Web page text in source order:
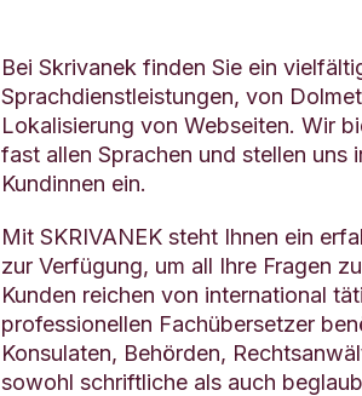
Bei Skrivanek finden Sie ein
Sprachdienstleistungen, von
Lokalisierung von Webseiten. Wir
fast allen Sprachen und stellen uns
Kundinnen ein.
Mit SKRIVANEK steht Ihnen ein
zur Verfügung, um all Ihre Fragen
Kunden reichen von international
professionellen Fachübersetzer
Konsulaten, Behörden,
sowohl schriftliche als auch